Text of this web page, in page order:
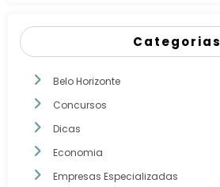
Categorias
Belo Horizonte
Concursos
Dicas
Economia
Empresas Especializadas